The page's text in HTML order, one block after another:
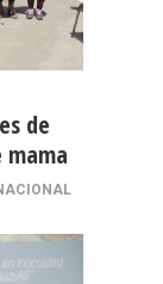
de
mama